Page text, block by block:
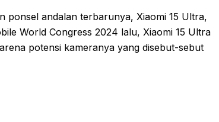
ponsel andalan terbarunya, Xiaomi 15 Ultra,
World Congress 2024 lalu, Xiaomi 15 Ultra
potensi kameranya yang disebut-sebut